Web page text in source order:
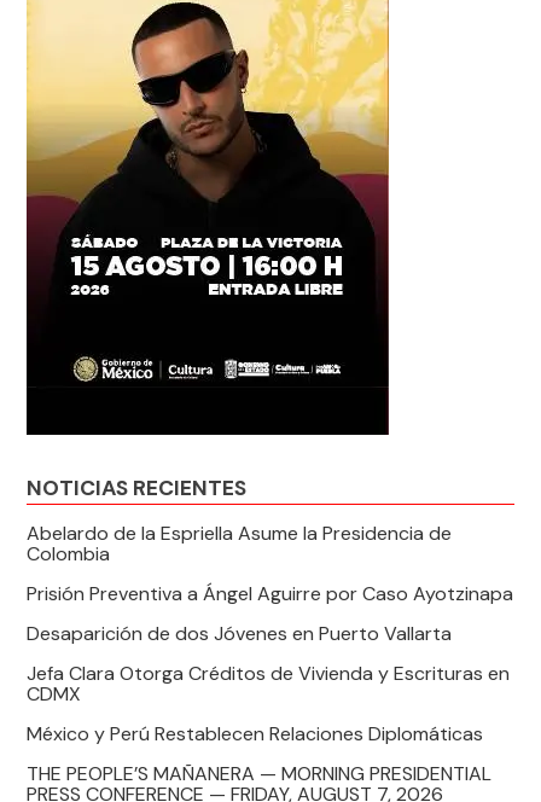
NOTICIAS RECIENTES
Abelardo de la Espriella Asume la Presidencia de
Colombia
Prisión Preventiva a Ángel Aguirre por Caso Ayotzinapa
Desaparición de dos Jóvenes en Puerto Vallarta
Jefa Clara Otorga Créditos de Vivienda y Escrituras en
CDMX
México y Perú Restablecen Relaciones Diplomáticas
THE PEOPLE’S MAÑANERA — MORNING PRESIDENTIAL
PRESS CONFERENCE — FRIDAY, AUGUST 7, 2026